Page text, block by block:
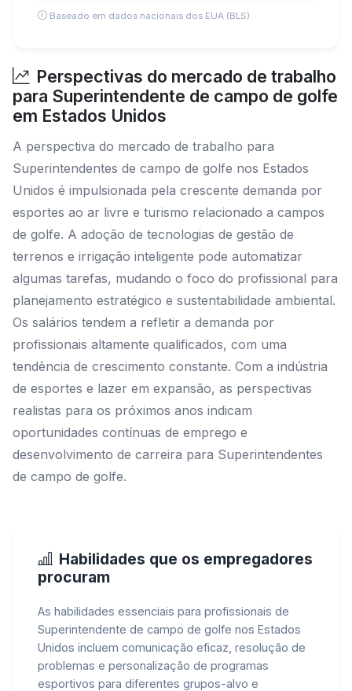
Baseado em dados nacionais dos EUA (BLS)
Perspectivas do mercado de trabalho
para Superintendente de campo de golfe
em Estados Unidos
A perspectiva do mercado de trabalho para
Superintendentes de campo de golfe nos Estados
Unidos é impulsionada pela crescente demanda por
esportes ao ar livre e turismo relacionado a campos
de golfe. A adoção de tecnologias de gestão de
terrenos e irrigação inteligente pode automatizar
algumas tarefas, mudando o foco do profissional para
planejamento estratégico e sustentabilidade ambiental.
Os salários tendem a refletir a demanda por
profissionais altamente qualificados, com uma
tendência de crescimento constante. Com a indústria
de esportes e lazer em expansão, as perspectivas
realistas para os próximos anos indicam
oportunidades contínuas de emprego e
desenvolvimento de carreira para Superintendentes
de campo de golfe.
Habilidades que os empregadores
procuram
As habilidades essenciais para profissionais de
Superintendente de campo de golfe nos Estados
Unidos incluem comunicação eficaz, resolução de
problemas e personalização de programas
esportivos para diferentes grupos-alvo e